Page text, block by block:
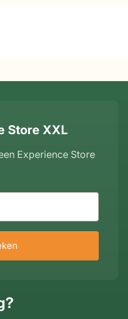
cm
Store XXL
Experience Store